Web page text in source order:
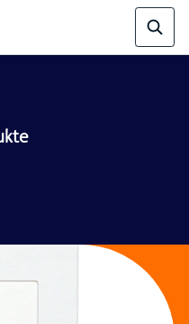
BD BBL™ DrySlide™ Produkte